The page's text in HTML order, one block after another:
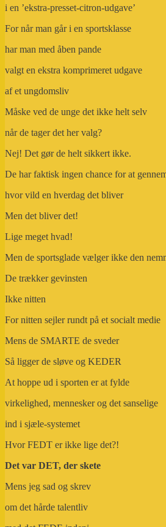
i en ’ekstra-presset-citron-udgave’
For når man går i en sportsklasse
har man med åben pande
valgt en ekstra komprimeret udgave
af et ungdomsliv
Måske ved de unge det ikke helt selv
når de tager det her valg?
Nej! Det gør de helt sikkert ikke.
De har faktisk ingen chance for at
hvor vild en hverdag det bliver
Men det bliver det!
Lige meget hvad!
Men de sportsglade vælger ikke den
De trækker gevinsten
Ikke nitten
For nitten sejler rundt på et socialt medie
Mens de SMARTE de sveder
Så ligger de sløve og KEDER
At hoppe ud i sporten er at fylde
virkelighed, mennesker og det sanselige
ind i sjæle-systemet
Hvor FEDT er ikke lige det?!
Det var DET, der skete
Mens jeg sad og skrev
om det hårde talentliv